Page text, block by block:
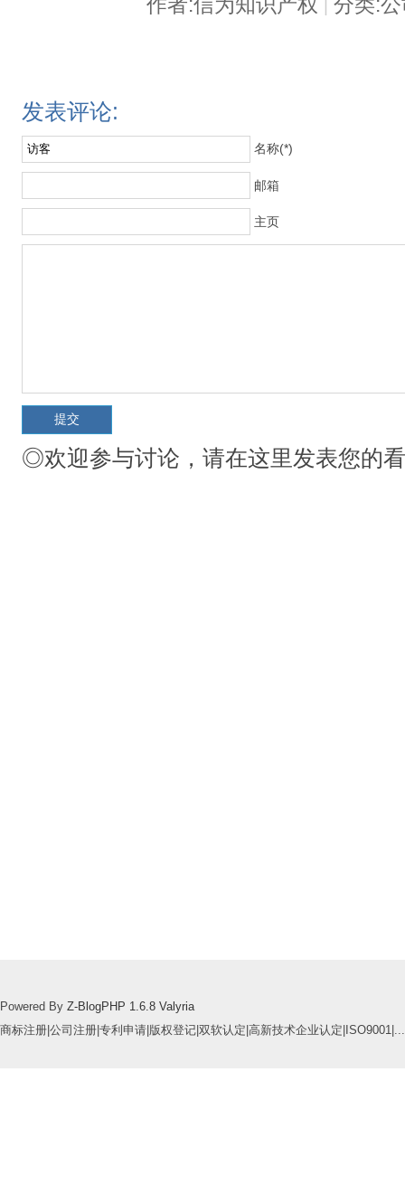
作者:信为知识产权 分类:
发表评论:
名称(*)
邮箱
主页
◎欢迎参与讨论，请在这里发表您的
Powered By Z-BlogPHP 1.6.8 Valyria
商标注册|公司注册|专利申请|版权登记|双软认定|高新技术企业认定|ISO9001|...